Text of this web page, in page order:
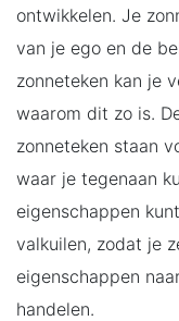
ontwikkelen. Je
van je ego en de
zonneteken kan je
waarom dit zo is.
zonneteken staan
waar je tegenaan
eigenschappen
valkuilen, zodat je
eigenschappen
handelen.